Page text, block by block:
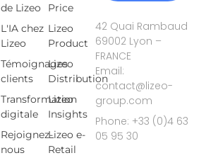
Price
Lizeo
Product
Lizeo
Distribution
Lizeo
Insights
Lizeo e-
Retail
de Lizeo
L'IA chez
Lizeo
Témoignages
clients
Transformation
digitale
Rejoignez-
nous
42 Quai Rambaud
69002 Lyon –
FRANCE
Email:
contact@lizeo-
group.com
Phone: +33 (0)4 63
05 95 30